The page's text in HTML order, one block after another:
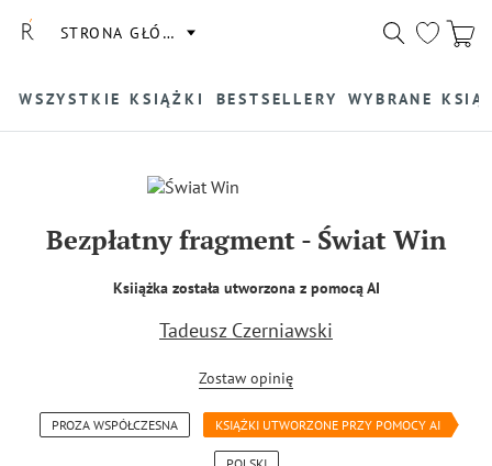
STRONA GŁÓWNA
WSZYSTKIE KSIĄŻKI BESTSELLERY WYBRANE
Bezpłatny fragment- Świat Win
Ksiiążka została utworzona z pomocą AI
Tadeusz Czerniawski
Zostaw opinię
PROZA WSPÓŁCZESNA KSIĄŻKI UTWORZONE PRZY POMOCY AI